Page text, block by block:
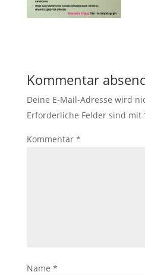
Kommentar
Deine E-Mail-Adresse wird
Erforderliche Felder sind mit
Kommentar *
Name *